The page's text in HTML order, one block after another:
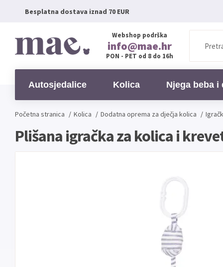
Besplatna dostava iznad 70 EUR
Webshop podrška
info@mae.hr
PON - PET od 8 do 16h
Autosjedalice Kolica Njega beba i
Početna stranica / Kolica / Dodatna oprema za dječja kolica /
Plišana igračka za kolica i